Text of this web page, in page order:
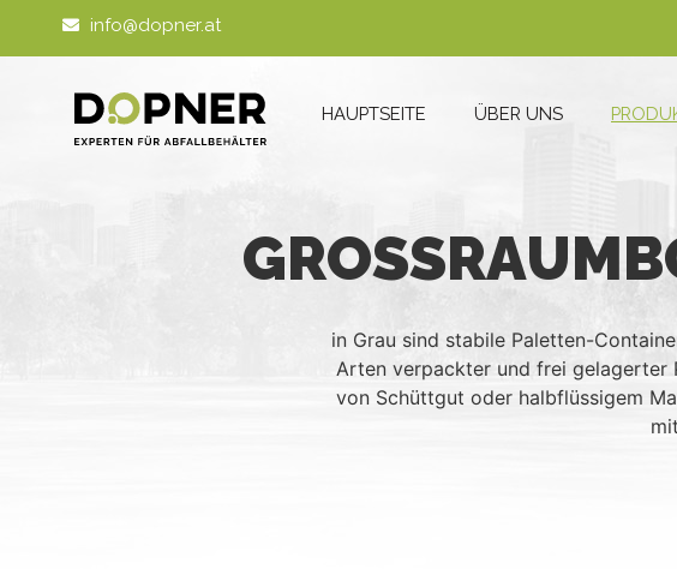
info@dopner.at
HAUPTSEITE ÜBER UNS
in Grau sind stabile Paletten-
Arten verpackter und frei gelagerter
von Schüttgut oder halbflüssigem